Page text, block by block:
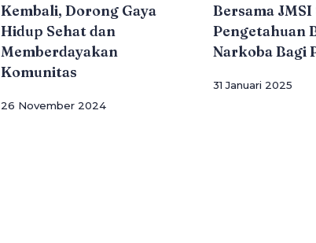
Kembali, Dorong Gaya
Hidup Sehat dan
Memberdayakan
Komunitas
26 November 2024
Bersama
Pengetahuan
Narkoba Bagi
31 Januari 2025